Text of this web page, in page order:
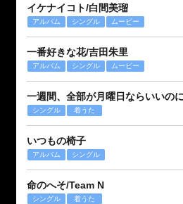
イケナイコト/白間美瑠
アルバム シングル ムービー
一番好きな花/吉田朱里
アルバム シングル ムービー
一週間、全部が月曜日ならいいの
シングル 着うた
いつもの椅子
アルバム シングル
命のへそ/Team N
シングル 着うた